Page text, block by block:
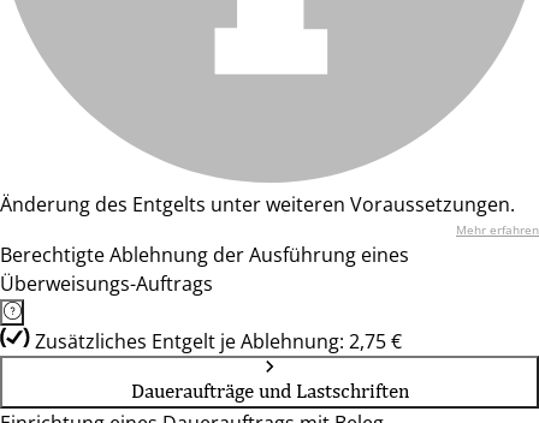
Änderung des Entgelts unter weiteren Voraussetzungen.
Mehr erfahren
Berechtigte Ablehnung der Ausführung eines
Überweisungs-Auftrags
Zusätzliches Entgelt je Ablehnung: 2,75 €
Daueraufträge und Lastschriften